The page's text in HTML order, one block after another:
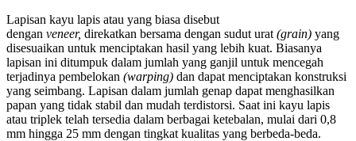
Lapisan kayu lapis atau yang biasa disebut
dengan veneer, direkatkan bersama dengan sudut urat (grain) yang
disesuaikan untuk menciptakan hasil yang lebih kuat. Biasanya
lapisan ini ditumpuk dalam jumlah yang ganjil untuk mencegah
terjadinya pembelokan (warping) dan dapat menciptakan konstruksi
yang seimbang. Lapisan dalam jumlah genap dapat menghasilkan
papan yang tidak stabil dan mudah terdistorsi. Saat ini kayu lapis
atau triplek telah tersedia dalam berbagai ketebalan, mulai dari 0,8
mm hingga 25 mm dengan tingkat kualitas yang berbeda-beda.